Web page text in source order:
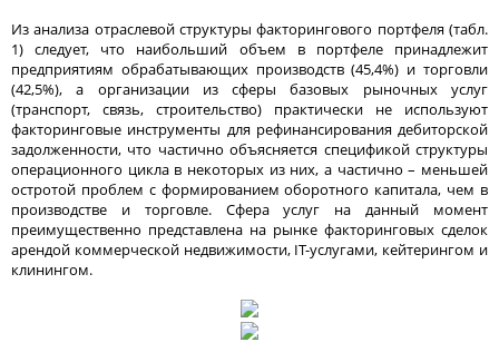
Из анализа отраслевой структуры факторингового портфеля (табл.
1) следует, что наибольший объем в портфеле принадлежит
предприятиям обрабатывающих производств (45,4%) и торговли
(42,5%), а организации из сферы базовых рыночных услуг
(транспорт, связь, строительство) практически не используют
факторинговые инструменты для рефинансирования дебиторской
задолженности, что частично объясняется спецификой структуры
операционного цикла в некоторых из них, а частично – меньшей
остротой проблем с формированием оборотного капитала, чем в
производстве и торговле. Сфера услуг на данный момент
преимущественно представлена на рынке факторинговых сделок
арендой коммерческой недвижимости, IT-услугами, кейтерингом и
клинингом.